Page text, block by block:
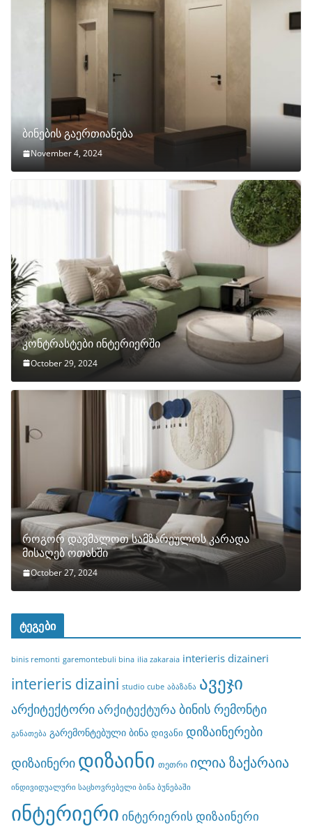
ბინების გაერთიანება
November 4, 2024
კონტრასტები ინტერიერში
October 29, 2024
როგორ დავმალოთ სამზარეულოს კარადა
მისაღებ ოთახში
October 27, 2024
ტეგები
binis remonti garemontebuli bina ilia zakaraia interieris dizaineri
interieris dizaini studio cube აბაზანა ავეჯი
არქიტექტორიარქიტექტურა ბინის რემონტი
განათება გარემონტებული ბინა დივანი დიზაინერები
დიზაინერი დიზაინი თეთრი ილია ზაქარაია
ინდივიდუალური საცხოვრებელი ბინა ბუნებაში
ინტერიერი ინტერიერის დიზაინერი